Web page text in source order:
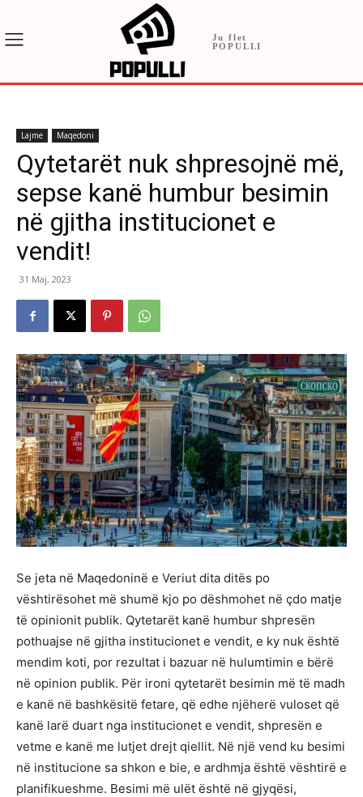
Ju flet
POPULLI
Lajme Maqedoni
Qytetarët nuk shpresojnë më,
sepse kanë humbur besimin
në gjitha institucionet e
vendit!
31 Maj, 2023
Se jeta në Maqedoninë e Veriut dita ditës po
vështirësohet më shumë kjo po dëshmohet në çdo matje
të opinionit publik. Qytetarët kanë humbur shpresën
pothuajse në gjitha institucionet e vendit, e ky nuk është
mendim koti, por rezultat i bazuar në hulumtimin e bërë
në opinion publik. Për ironi qytetarët besimin më të madh
e kanë në bashkësitë fetare, që edhe njëherë vuloset që
kanë larë duart nga institucionet e vendit, shpresën e
vetme e kanë me lutjet drejt qiellit. Në një vend ku besimi
në institucione sa shkon e bie, e ardhmja është vështirë e
planifikueshme. Besimi më ulët është në gjyqësi,